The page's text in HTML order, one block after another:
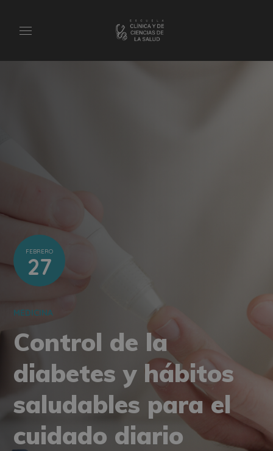
FEBRERO
27
MEDICINA
Control de la
diabetes y hábitos
saludables para el
cuidado diario